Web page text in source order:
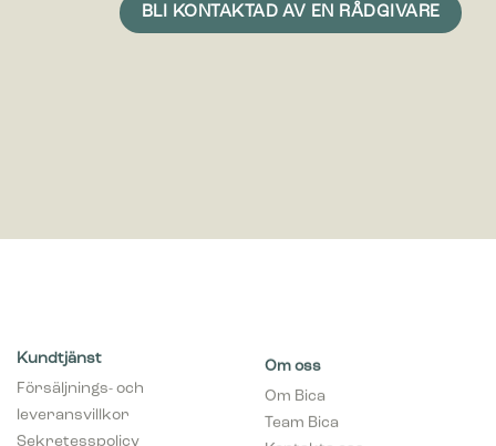
Kundtjänst
Försäljnings- och
leveransvillkor
Sekretesspolicy